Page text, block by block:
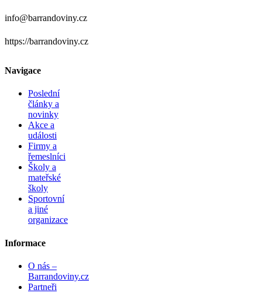
info@barrandoviny.cz
https://barrandoviny.cz
Navigace
Poslední
články a
novinky
Akce a
události
Firmy a
řemeslníci
Školy a
mateřské
školy
Sportovní
a jiné
organizace
Informace
O nás –
Barrandoviny.cz
Partneři